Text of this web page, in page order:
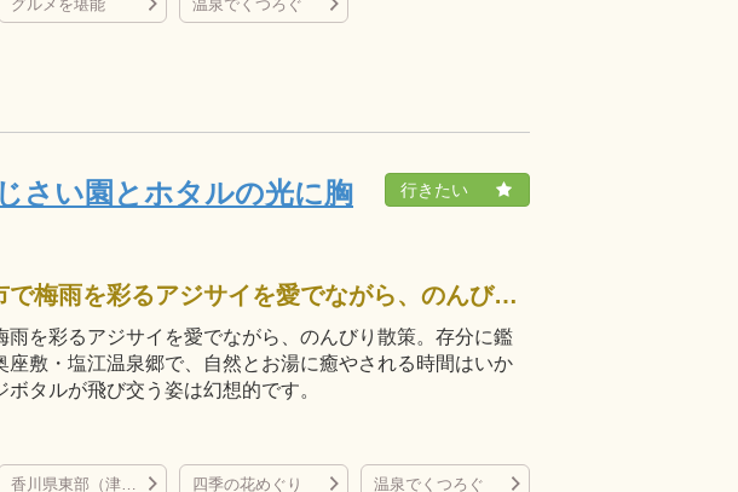
グルメを堪能 温泉でくつろぐ
さい園とホタルの光に胸
緑豊かなさぬき市で梅雨を彩るアジサイを愛でながら、のんびり散策。存分に鑑賞した後は、高松の奥座敷・塩江温泉郷で、自然とお湯に癒やされる時間はいかが。清流の里にゲンジボタルが飛び交う姿は幻想的です。
雨を彩るアジサイを愛でながら、のんびり散策。存分に鑑
座敷・塩江温泉郷で、自然とお湯に癒やされる時間はいか
タルが飛び交う姿は幻想的です。
香川県東部（津田の松原など） 四季の花めぐり 温泉でくつろぐ